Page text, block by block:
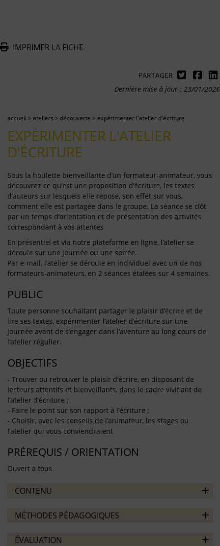
IMPRIMER LA FICHE
PARTAGER
Dernière mise à jour : 23/01/2026
accueil > ateliers > découverte > expérimenter l'atelier d'écriture
EXPÉRIMENTER L'ATELIER
D'ÉCRITURE
Sous la houlette bienveillante d’un formateur-animateur, vous
découvrez ce qu’est une proposition d’écriture, les textes
d’auteurs sur lesquels elle repose, son effet sur vous,
comment elle est partagée dans le groupe. La séance se clôt
par un temps d’orientation et de présentation des activités
correspondant à vos attentes
En présentiel et via notre plateforme en ligne, l’atelier se
déroule sur une journée ou une soirée.
Par e-mail, l’atelier se déroule en individuel avec un de nos
formateurs-animateurs, en 2 séances étalées sur 4 semaines.
PUBLIC
Toute personne souhaitant partager le plaisir d’écrire et de
lire ses textes, expérimenter l’atelier d’écriture sur une
journée avant de s’engager dans l’aventure au long cours de
l’atelier régulier.
OBJECTIFS
- Trouver ou retrouver le plaisir d’écrire, en disposant de
lecteurs attentifs et bienveillants, dans le cadre vivifiant de
l’atelier d’écriture ;
- Faire le point sur son rapport à l’écriture ;
- Choisir, avec les conseils de l’animateur, les stages ou
l’atelier qui vous conviendraient
PRÉREQUIS / ORIENTATION
Ouvert à tous
CONTENU
MÉTHODES PÉDAGOGIQUES
ÉVALUATION